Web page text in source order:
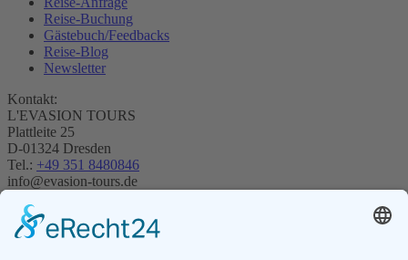
Reise-Buchung
Gästebuch/Feedbacks
Reise-Blog
Newsletter
Kontakt:
L'EVASION TOURS
Plattleite 25
D-01324 Dresden
Tel.: +49 351 8480846
info@evasion-tours.de